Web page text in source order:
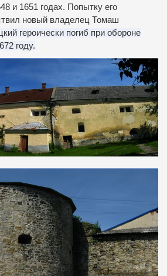
и 1651 годах. Попытку его
новый владелец Томаш
героически погиб при обороне
году.